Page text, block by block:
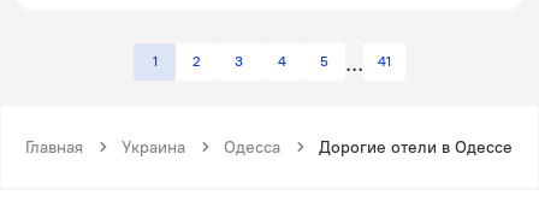
1 2 3 4 5 41
Главная Украина Одесса Дорогие отели в Одессе